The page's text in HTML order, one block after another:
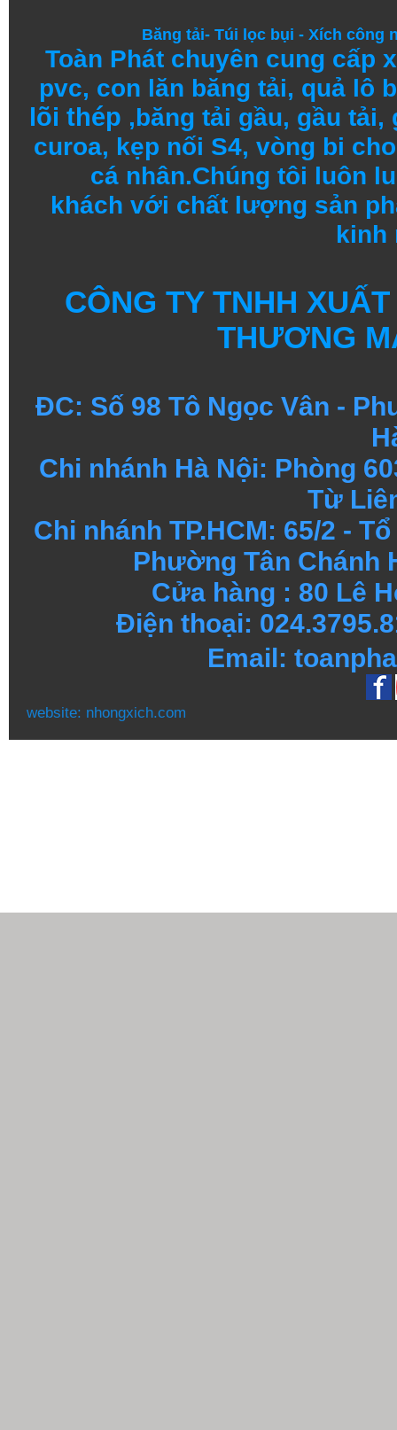
Băng tải- Túi lọc bụi - Xích công
Toàn Phát chuyên cung cấp
pvc, con lăn băng tải, quả lô
lõi thép ,băng tải gầu, gầu tải,
curoa, kẹp nối S4, vòng bi
cá nhân.Chúng tôi luôn
khách với chất lượng sản
kinh
CÔNG TY TNHH
THƯƠNG
ĐC: Số 98 Tô Ngọc Vân -
Chi nhánh Hà Nội: Phòng
Từ
Chi nhánh TP.HCM: 65/2 -
Phường Tân Chánh
Cửa hàng : 80 Lê
Điện thoại:
Email:
website: nhongxich.com